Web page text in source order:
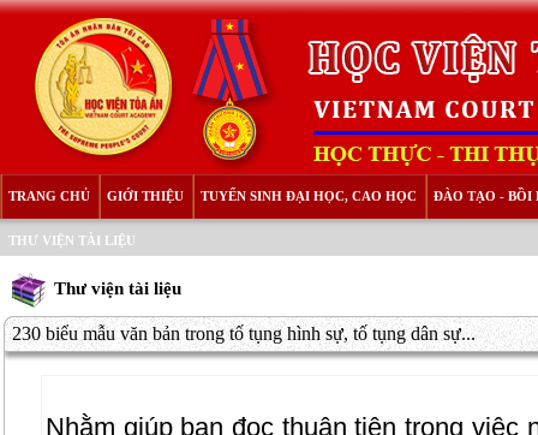
TRANG CHỦ GIỚI THIỆU TUYỂN SINH ĐẠI HỌC, CAO HỌC ĐÀO TẠO - BỒI
THƯ VIỆN TÀI LIỆU
Thư viện tài liệu
230 biểu mẫu văn bản trong tố tụng hình sự, tố tụng dân sự...
Nhằm giúp bạn đọc thuận tiện trong việc